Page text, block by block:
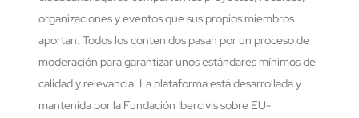
organizaciones y eventos que sus propios miembros
aportan. Todos los contenidos pasan por un proceso de
moderación para garantizar unos estándares mínimos de
calidad y relevancia. La plataforma está desarrollada y
mantenida por la Fundación Ibercivis sobre EU-